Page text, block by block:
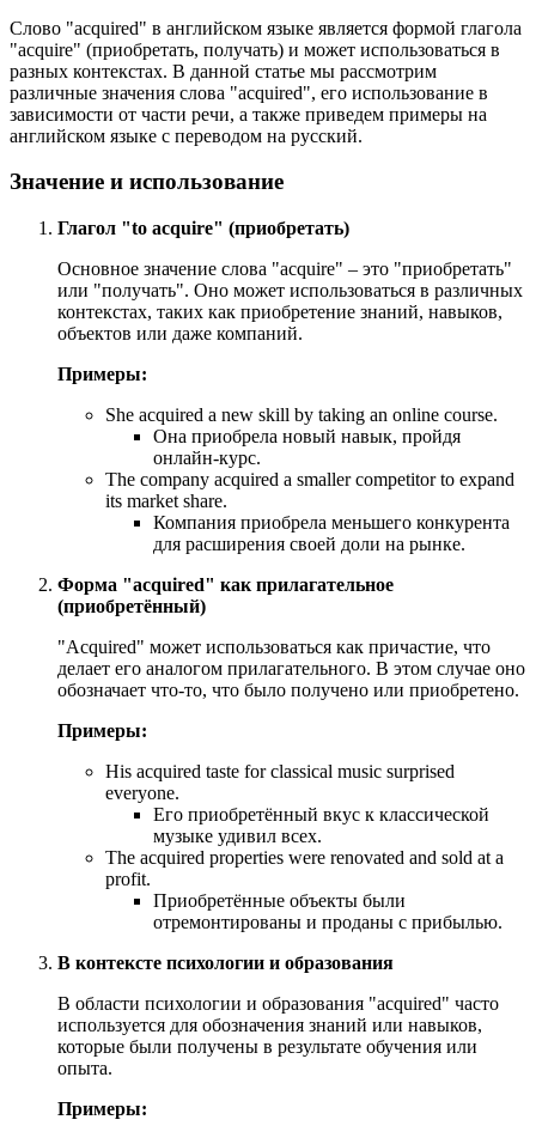
Слово "acquired" в английском языке является формой глагола
"acquire" (приобретать, получать) и может использоваться в
разных контекстах. В данной статье мы рассмотрим
различные значения слова "acquired", его использование в
зависимости от части речи, а также приведем примеры на
английском языке с переводом на русский.
Значение и использование
Глагол "to acquire" (приобретать)
Основное значение слова "acquire" – это "приобретать"
или "получать". Оно может использоваться в различных
контекстах, таких как приобретение знаний, навыков,
объектов или даже компаний.
Примеры:
She acquired a new skill by taking an online course.
Она приобрела новый навык, пройдя
онлайн-курс.
The company acquired a smaller competitor to expand
its market share.
Компания приобрела меньшего конкурента
для расширения своей доли на рынке.
Форма "acquired" как прилагательное
(приобретённый)
"Acquired" может использоваться как причастие, что
делает его аналогом прилагательного. В этом случае оно
обозначает что-то, что было получено или приобретено.
Примеры:
His acquired taste for classical music surprised
everyone.
Его приобретённый вкус к классической
музыке удивил всех.
The acquired properties were renovated and sold at a
profit.
Приобретённые объекты были
отремонтированы и проданы с прибылью.
В контексте психологии и образования
В области психологии и образования "acquired" часто
используется для обозначения знаний или навыков,
которые были получены в результате обучения или
опыта.
Примеры: